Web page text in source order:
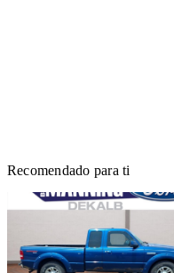
Recomendado para ti